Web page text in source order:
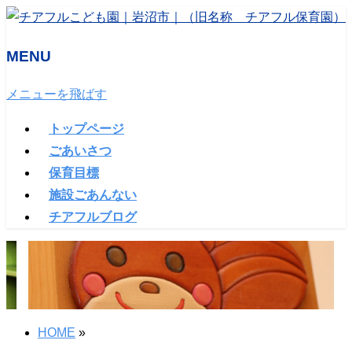
MENU
メニューを飛ばす
トップページ
ごあいさつ
保育目標
施設ごあんない
チアフルブログ
HOME »